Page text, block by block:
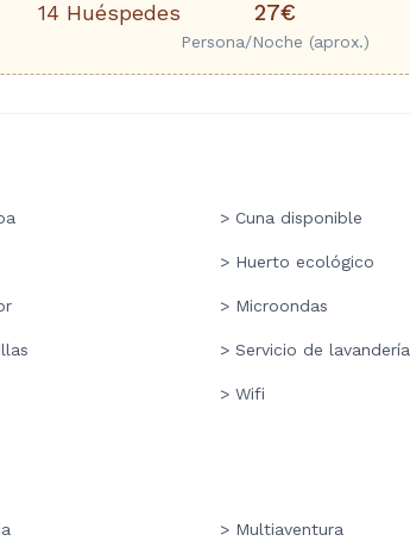
14 Huéspedes 27€
Persona/Noche (aprox.)
> Cuna disponible
> Huerto ecológico
> Microondas
> Servicio de lavandería
> Wifi
> Multiaventura